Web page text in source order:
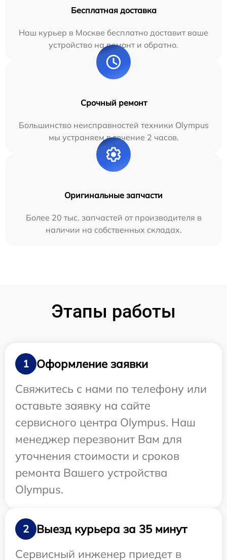
Бесплатная доставка
Наш курьер в Москве бесплатно доставит ваше
устройство на ремонт и обратно.
Срочный ремонт
Большинство неисправностей техники Olympus
мы устраняем в течение 2 часов.
Оригинальные запчасти
Более 20 тыс. запчастей от производителя в
наличии на собственных складах.
Этапы работы
1
Оформление заявки
Свяжитесь с нами по телефону или
оставьте заявку на сайте
сервисного центра Olympus. Наш
менеджер перезвонит Вам для
уточнения стоимости и сроков
ремонта Вашего устройства
Olympus.
2
Выезд курьера за 35 минут
Сервисный инженер приедет в